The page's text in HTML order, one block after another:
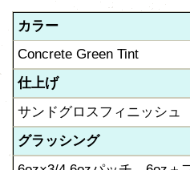
カラー
Concrete Green Tint
仕上げ
サンドグロスフィニッシュ
グラッシング